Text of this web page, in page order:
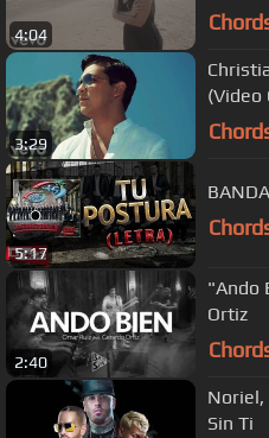
4:04
3:29
(Video
5:17
2:40
"Ando
Ortiz
Noriel,
Sin Ti